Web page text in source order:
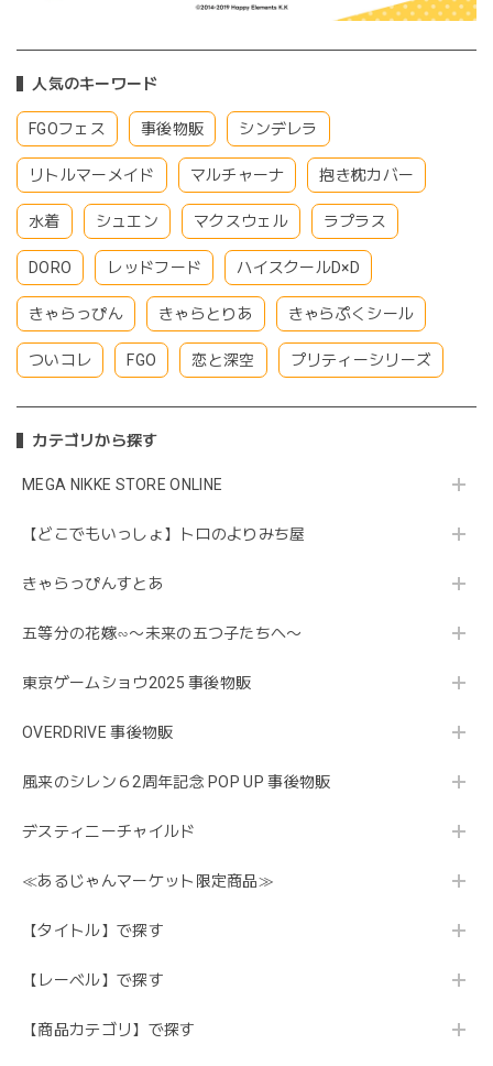
人気のキーワード
FGOフェス 事後物販 シンデレラ
リトルマーメイド マルチャーナ 抱き枕カバー
水着 シュエン マクスウェル ラプラス
DORO レッドフード ハイスクールD×D
きゃらっぴん きゃらとりあ きゃらぷくシール
ついコレ FGO 恋と深空 プリティーシリーズ
カテゴリから探す
MEGA NIKKE STORE ONLINE
【どこでもいっしょ】トロのよりみち屋
きゃらっぴんすとあ
五等分の花嫁∽〜未来の五つ子たちへ〜
東京ゲームショウ2025 事後物販
OVERDRIVE 事後物販
風来のシレン６2周年記念 POP UP 事後物販
デスティニーチャイルド
≪あるじゃんマーケット限定商品≫
【タイトル】で探す
【レーベル】で探す
【商品カテゴリ】で探す